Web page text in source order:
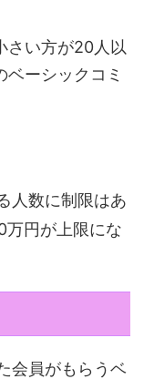
さい方が20人以
ーシックコミ
人数に制限はあ
万円が上限にな
会員がもらうベ